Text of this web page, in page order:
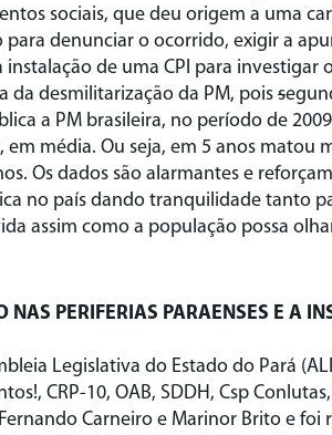
sociais, que deu origem a uma
denunciar o ocorrido, exigir a
instalação de uma CPI para investigar
da desmilitarização da PM, pois s
a PM brasileira, no período de
em média. Ou seja, em 5 anos matou
Os dados são alarmantes e
no país dando tranquilidade tanto
assim como a população possa
NAS PERIFERIAS PARAENSES E A
Legislativa do Estado do Pará
CRP-10, OAB, SDDH, Csp
Carneiro e Marinor Brito e